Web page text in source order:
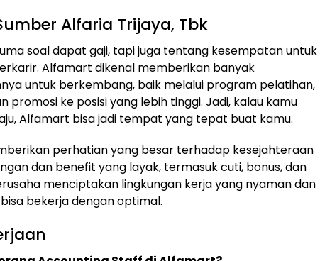
Alfaria Trijaya, Tbk
soal dapat gaji, tapi juga tentang kesempatan untuk
Alfamart dikenal memberikan banyak
untuk berkembang, baik melalui program pelatihan,
promosi ke posisi yang lebih tinggi. Jadi, kalau kamu
Alfamart bisa jadi tempat yang tepat buat kamu.
perhatian yang besar terhadap kesejahteraan
dan benefit yang layak, termasuk cuti, bonus, dan
menciptakan lingkungan kerja yang nyaman dan
bekerja dengan optimal.